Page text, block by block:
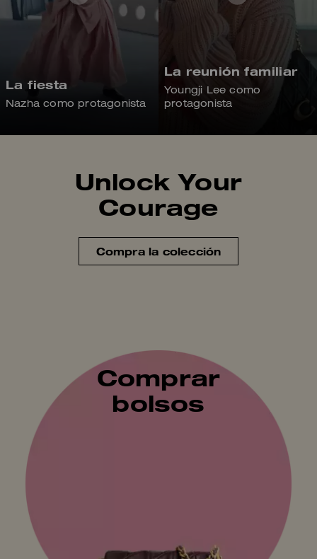
La fiesta
Nazha como protagonista
La reunión familiar
Youngji Lee como
protagonista
Unlock Your
Courage
Compra la colección
Comprar
bolsos